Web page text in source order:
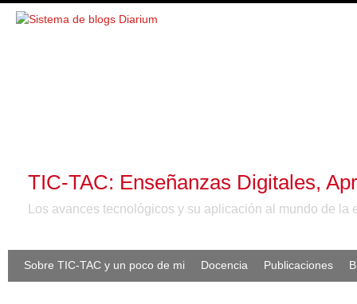
TIC-TAC: Enseñanzas Digitales,
Los avances tecnológicos y su aplicación al mundo de la
Sobre TIC-TAC y un poco de mi Docencia Publicaciones